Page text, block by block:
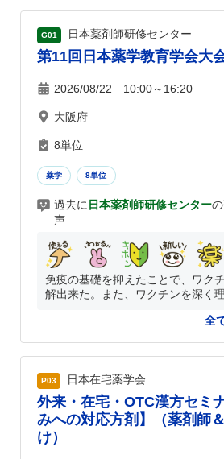
G01 日本薬剤師研修センター
第11回日本薬学教育学会大
2026/08/22 10:00～16:20
大阪府
8単位
薬学 8単位
過去に 日本薬剤師研修センター
声
免疫の基礎を抑えたことで、ワク
解出来た。また、ワクチンを深く
全
P03 日本在宅薬学会
外来・在宅・OTC漢方セミ
みへの対応方剤】（薬剤師
け）